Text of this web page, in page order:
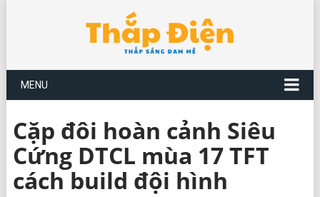
MENU
Cặp đôi hoàn cảnh Siêu
Cứng DTCL mùa 17 TFT
cách build đội hình